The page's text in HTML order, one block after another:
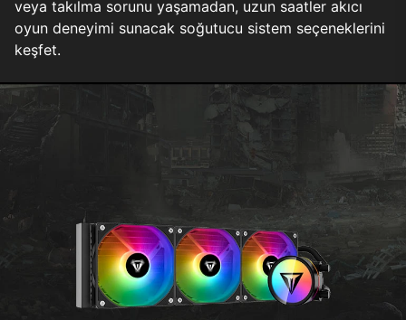
veya takılma sorunu yaşamadan, uzun saatler akıcı
oyun deneyimi sunacak soğutucu sistem seçeneklerini
keşfet.